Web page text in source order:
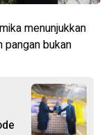
menunjukkan
pangan bukan